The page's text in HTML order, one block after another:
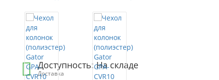
Доступность: На складе
Доставка